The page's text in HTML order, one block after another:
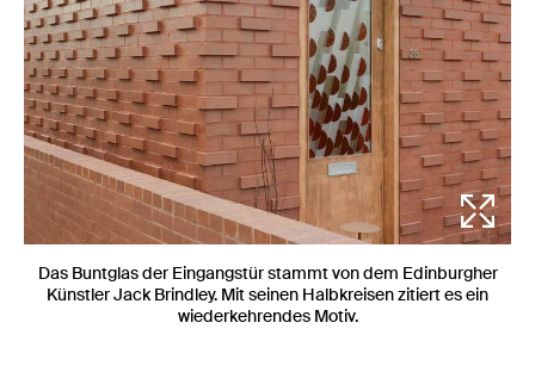
Das Buntglas der Eingangstür stammt von dem Edinburgher
Künstler Jack Brindley. Mit seinen Halbkreisen zitiert es ein
wiederkehrendes Motiv.